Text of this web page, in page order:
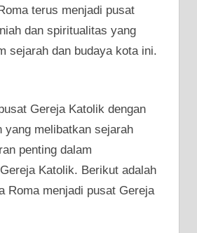
terus menjadi pusat
dan spiritualitas yang
sejarah dan budaya kota ini.
Gereja Katolik dengan
yang melibatkan sejarah
penting dalam
Katolik. Berikut adalah
Roma menjadi pusat Gereja